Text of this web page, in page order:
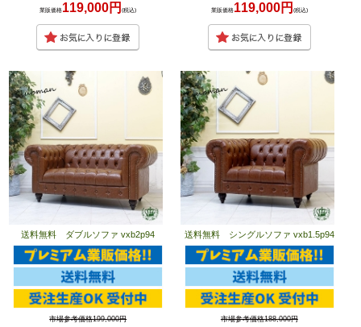
業販価格119,000円(税込) 業販価格119,000円 (税込)
送料無料 ダブルソファ vxb2p94
市場参考価格199,000円
送料無料 シングルソファ vxb1.5p94
市場参考価格188,000円